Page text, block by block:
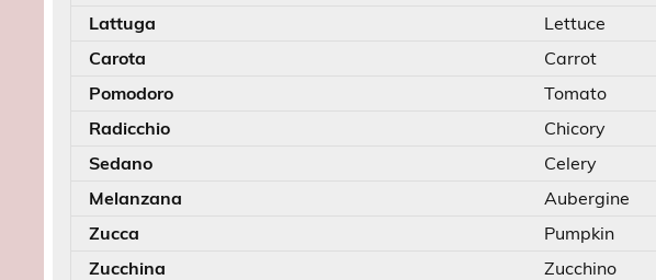
Lattuga
Lettuce
Carota
Carrot
Pomodoro
Tomato
Radicchio
Chicory
Sedano
Celery
Melanzana
Aubergine
Zucca
Pumpkin
Zucchina
Zucchino